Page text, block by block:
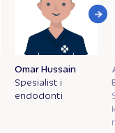
Omar Hussain
Spesialist i
endodonti